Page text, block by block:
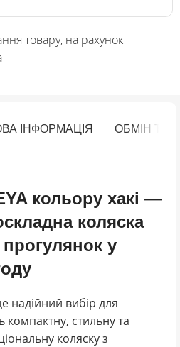
товару, на рахунок
ІНФОРМАЦІЯ ОБМІН ТА
кольору хакі —
коляска
у
надійний вибір для
компактну, стильну та
коляску з